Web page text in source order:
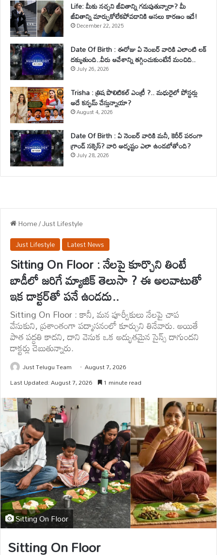
Life: మీకు నచ్చని జీవితాన్ని గడుపుతున్నారా? మీ
జీవితాన్ని మార్చుకోలేకపోవడానికి అసలు కారణం ఇదే!
December 22, 2025
Date Of Birth : ఈరోజు ఏ నెంబర్ వారికి ఎలాంటి లక్
దక్కుతుంది..వీరు ఆవేశాన్ని తగ్గించుకుంటేనే మంచిది..
July 26, 2026
Trisha : త్రిష పొలిటికల్ ఎంట్రీ ?.. మధురైలో పోస్టర్లు
అదే కన్ఫమ్ చేస్తున్నాయా?
August 4, 2026
Date Of Birth : ఏ నెంబర్ వారికి మనీ, కెరీర్ పరంగా
గ్రాండ్ సక్సెస్? వారి అదృష్టం ఎలా ఉండబోతోంది?
July 28, 2026